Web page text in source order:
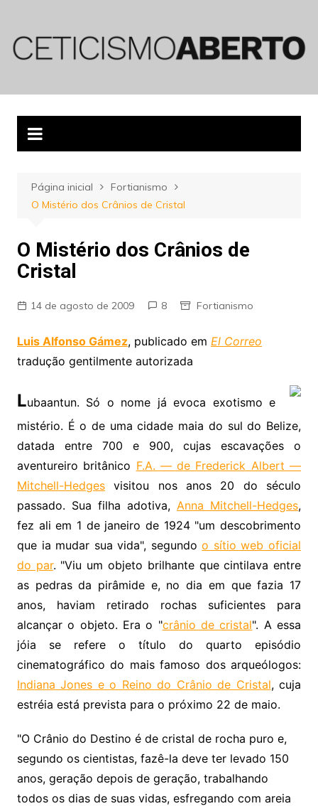
conteúdo
Página inicial
Fortianismo
O Mistério dos Crânios de Cristal
O Mistério dos Crânios de
Cristal
14 de agosto de 2009 8 Fortianismo
Luis Alfonso Gámez, publicado em El Correo
tradução gentilmente autorizada
Lubaantun. Só o nome já evoca exotismo e
mistério. É o de uma cidade maia do sul do Belize,
datada entre 700 e 900, cujas escavações o
aventureiro britânico F.A. — de Frederick Albert —
Mitchell-Hedgesvisitou nos anos 20 do século
passado. Sua filha adotiva, Anna Mitchell-Hedges,
fez ali em 1 de janeiro de 1924 "um descobrimento
que ia mudar sua vida", segundoo sítio web oficial
do par. "Viu um objeto brilhante que cintilava entre
as pedras da pirâmide e, no dia em que fazia 17
anos, haviam retirado rochas suficientes para
alcançar o objeto. Era o "crânio de cristal". A essa
jóia se refere o título do quarto episódio
cinematográfico do mais famoso dos arqueólogos:
Indiana Jones e o Reino do Crânio de Cristal, cuja
estréia está prevista para o próximo 22 de maio.
"O Crânio do Destino é de cristal de rocha puro e,
segundo os cientistas, fazê-la deve ter levado 150
anos, geração depois de geração, trabalhando
todos os dias de suas vidas, esfregando com areia